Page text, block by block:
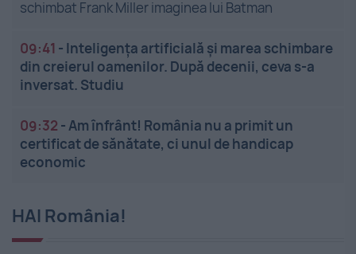
schimbat Frank Miller imaginea lui Batman
09:41 - Inteligența artificială și marea schimbare
din creierul oamenilor. După decenii, ceva s-a
inversat. Studiu
09:32 -Am înfrânt! România nu a primit un
certificat de sănătate, ci unul de handicap
economic
HAI România!